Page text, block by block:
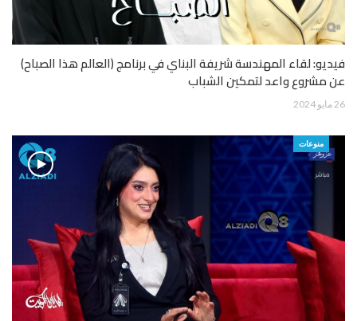
فيديو: لقاء المهندسة شريفة البناي في برنامج (العالم هذا الصباح)
عن مشروع واعد لتمكين الشباب
26 مايو 2024
منوعات